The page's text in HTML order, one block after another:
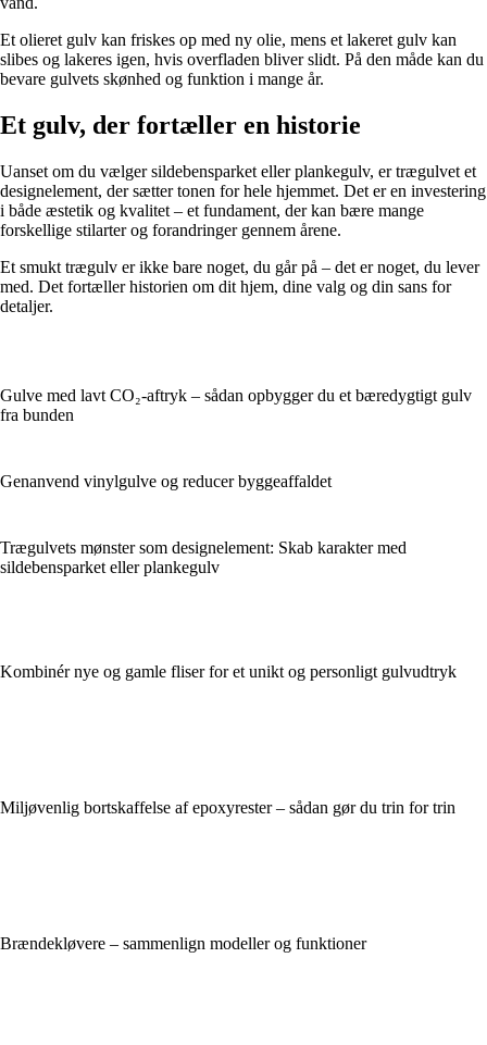
Et olieret gulv kan friskes op med ny olie, mens et lakeret gulv kan
slibes og lakeres igen, hvis overfladen bliver slidt. På den måde kan du
bevare gulvets skønhed og funktion i mange år.
Et gulv, der fortæller en historie
Uanset om du vælger sildebensparket eller plankegulv, er trægulvet et
designelement, der sætter tonen for hele hjemmet. Det er en investering
i både æstetik og kvalitet – et fundament, der kan bære mange
forskellige stilarter og forandringer gennem årene.
Et smukt trægulv er ikke bare noget, du går på – det er noget, du lever
med. Det fortæller historien om dit hjem, dine valg og din sans for
detaljer.
Gulve med lavt CO₂-aftryk – sådan opbygger du et bæredygtigt gulv
fra bunden
Genanvend vinylgulve og reducer byggeaffaldet
Trægulvets mønster som designelement: Skab karakter med
sildebensparket eller plankegulv
Kombinér nye og gamle fliser for et unikt og personligt gulvudtryk
Miljøvenlig bortskaffelse af epoxyrester – sådan gør du trin for trin
Brændekløvere – sammenlign modeller og funktioner